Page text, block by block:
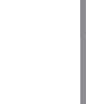
Acredita
de